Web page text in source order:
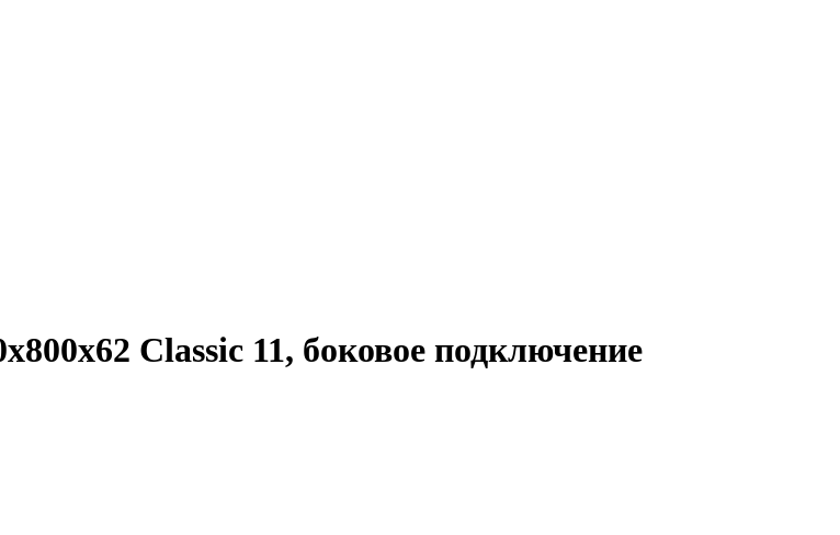
Classic 11, боковое подключение